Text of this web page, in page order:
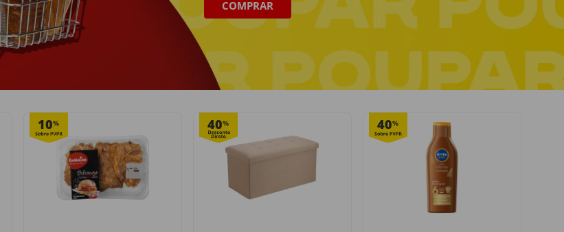
COMPRAR
Recolha grátis
+50 000 produtos
Pagamento seguro
online ou na entrega
10% 40% 40%